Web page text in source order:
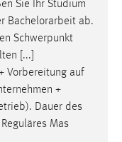
Sie Ihr Studium
Bachelorarbeit ab.
Schwerpunkt
[...]
Vorbereitung auf
+
Dauer des
Mas